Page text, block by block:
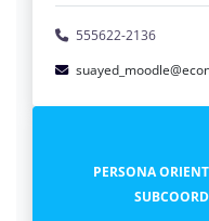
555622-2136
PERSONA